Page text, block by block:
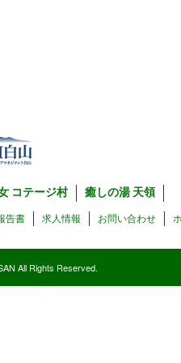
コテージ村 癒しの湯 天領
告書 求人情報 お問い合わせ
All Rights Reserved.